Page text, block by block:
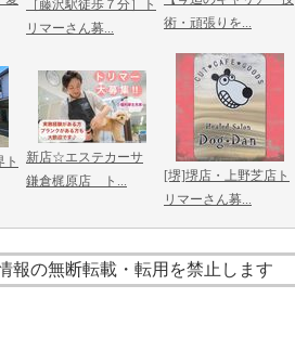
［藤沢駅徒歩７分］ト
リマーさん募...
術・頑張りを...
新店☆エステカーサ
鎌倉梶原店 ト...
[堺]堺店・上野芝店ト
リマーさん募...
報の無断転載・転用を禁止します